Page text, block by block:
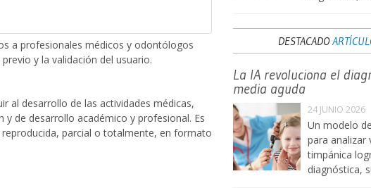
a profesionales médicos y odontólogos
y la validación del usuario.
al desarrollo de las actividades médicas,
de desarrollo académico y profesional. Es
parcial o totalmente, en formato
DESTACADO
La IA revoluciona el
media aguda
24 JUNIO 2026
Un modelo
para analizar
timpánica
diagnóstica,